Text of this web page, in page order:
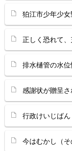
狛江市少年少女
正しく恐れて、
排水樋管の水位
感謝状が贈呈さ
行政けいじばん
今はむかし（そ